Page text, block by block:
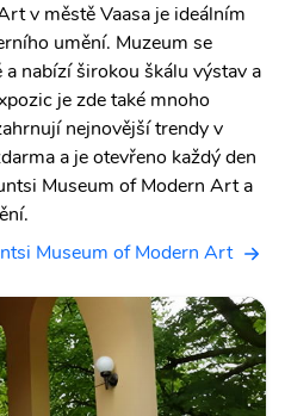
v městě Vaasa je ideálním
umění. Muzeum se
nabízí širokou škálu výstav a
je zde také mnoho
nejnovější trendy v
a je otevřeno každý den
Museum of Modern Art a
Museum of Modern Art